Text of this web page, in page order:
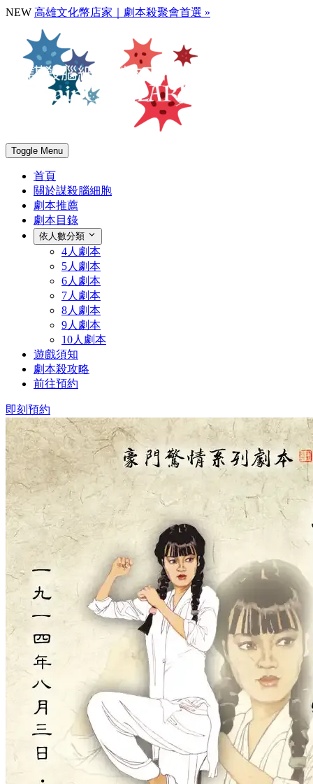
NEW 高雄文化幣店家｜劇本殺聚會首選 »
Toggle Menu
首頁
關於謀殺腦細胞
劇本推薦
劇本目錄
依人數分類
4人劇本
5人劇本
6人劇本
7人劇本
8人劇本
9人劇本
10人劇本
遊戲須知
劇本殺攻略
前往預約
即刻預約